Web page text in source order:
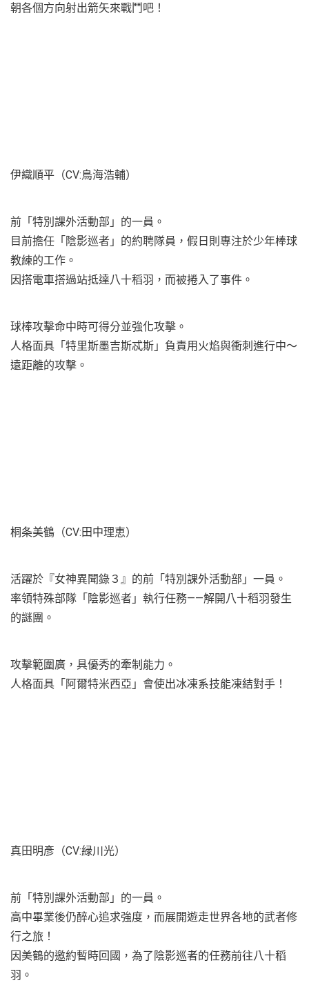
朝各個方向射出箭矢來戰鬥吧！
伊織順平（CV:鳥海浩輔）
前「特別課外活動部」的一員。
目前擔任「陰影巡者」的約聘隊員，假日則專注於少年棒球
教練的工作。
因搭電車搭過站抵達八十稻羽，而被捲入了事件。
球棒攻擊命中時可得分並強化攻擊。
人格面具「特里斯墨吉斯忒斯」負責用火焰與衝刺進行中～
遠距離的攻擊。
桐条美鶴（CV:田中理恵）
活躍於『女神異聞錄３』的前「特別課外活動部」一員。
率領特殊部隊「陰影巡者」執行任務——解開八十稻羽發生
的謎團。
攻擊範圍廣，具優秀的牽制能力。
人格面具「阿爾特米西亞」會使出冰凍系技能凍結對手！
真田明彥（CV:緑川光）
前「特別課外活動部」的一員。
高中畢業後仍醉心追求強度，而展開遊走世界各地的武者修
行之旅！
因美鶴的邀約暫時回國，為了陰影巡者的任務前往八十稻
羽。